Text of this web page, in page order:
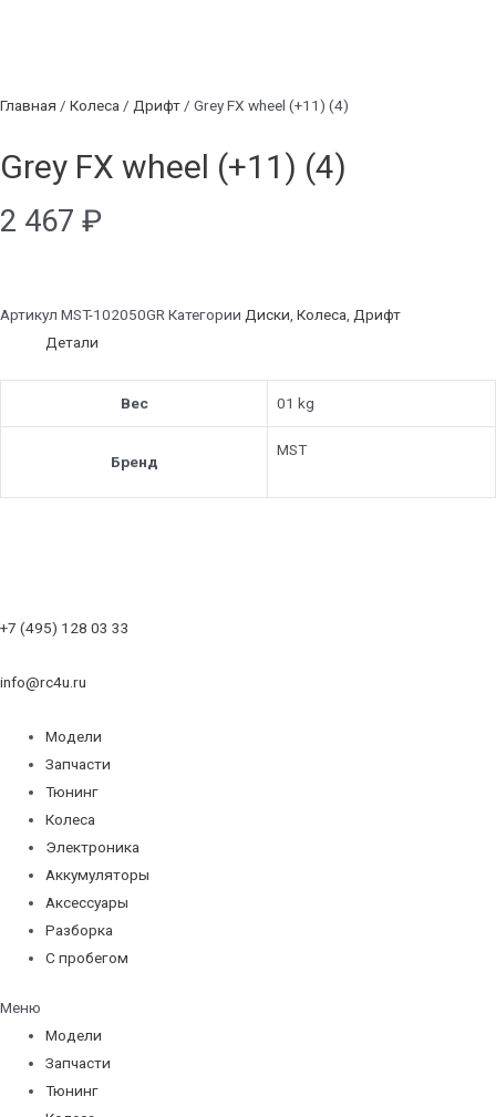
Главная / Колеса / Дрифт / Grey FX wheel (+11) (4)
Grey FX wheel (+11) (4)
2 467 ₽
Артикул MST-102050GRКатегории Диски, Колеса, Дрифт
Детали
Вес 01 kg
Бренд
MST
+7 (495) 128 03 33
info@rc4u.ru
Модели
Запчасти
Тюнинг
Колеса
Электроника
Аккумуляторы
Аксессуары
Разборка
С пробегом
Меню
Модели
Запчасти
Тюнинг